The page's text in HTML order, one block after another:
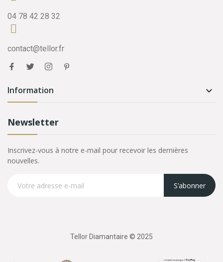
04 78 42 28 32
contact@tellor.fr
Information 
Newsletter
Inscrivez-vous à notre e-mail pour recevoir les dernières
nouvelles.
S’abonner
Tellor Diamantaire © 2025